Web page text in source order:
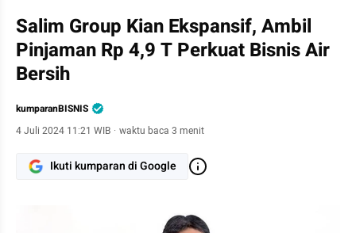
Salim Group Kian Ekspansif, Ambil
Pinjaman Rp 4,9 T Perkuat Bisnis Air
Bersih
kumparanBISNIS
4 Juli 2024 11:21 WIB · waktu baca 3 menit
Ikuti kumparan di Google